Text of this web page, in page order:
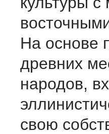
На основе
древних
народов,
свою